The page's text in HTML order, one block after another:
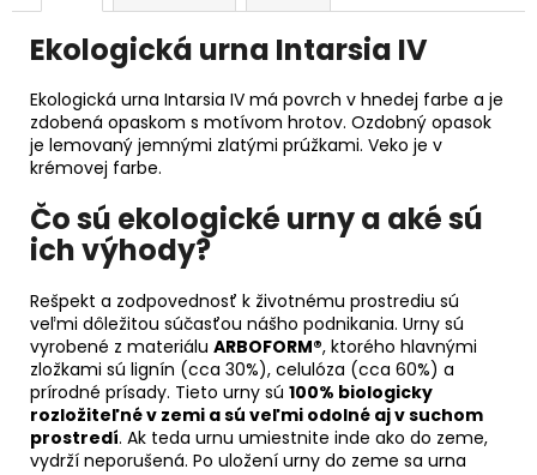
Ekologická urna Intarsia IV
Ekologická urna Intarsia IV má povrch v hnedej farbe a je
zdobená opaskom s motívom hrotov. Ozdobný opasok
je lemovaný jemnými zlatými prúžkami. Veko je v
krémovej farbe.
Čo sú ekologické urny a aké sú
ich výhody?
Rešpekt a zodpovednosť k životnému prostrediu sú
veľmi dôležitou súčasťou nášho podnikania. Urny sú
vyrobené z materiálu ARBOFORM®, ktorého hlavnými
zložkami sú lignín (cca 30%), celulóza (cca 60%) a
prírodné prísady. Tieto urny sú 100% biologicky
rozložiteľné v zemi a sú veľmi odolné aj v suchom
prostredí. Ak teda urnu umiestnite inde ako do zeme,
vydrží neporušená. Po uložení urny do zeme sa urna